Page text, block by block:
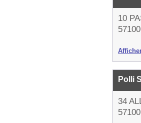
10
Polli
34